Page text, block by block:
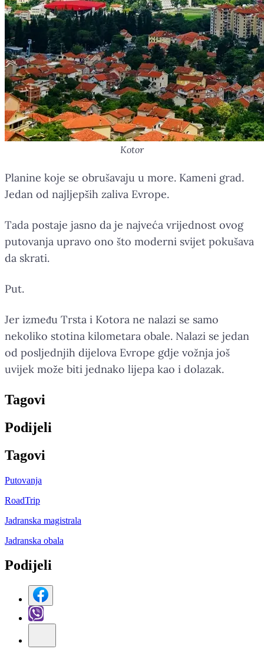
Kotor
Planine koje se obrušavaju u more. Kameni grad.
Jedan od najljepših zaliva Evrope.
Tada postaje jasno da je najveća vrijednost ovog
putovanja upravo ono što moderni svijet pokušava
da skrati.
Put.
Jer između Trsta i Kotora ne nalazi se samo
nekoliko stotina kilometara obale. Nalazi se jedan
od posljednjih dijelova Evrope gdje vožnja još
uvijek može biti jednako lijepa kao i dolazak.
Tagovi
Podijeli
Tagovi
Putovanja
RoadTrip
Jadranska magistrala
Jadranska obala
Podijeli